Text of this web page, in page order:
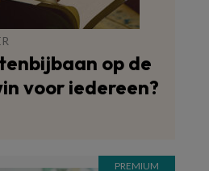
op de
voor iedereen?